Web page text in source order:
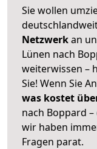
Sie wollen
Netzwerkan
Lünen nach
weiterwissen –
Sie! Wenn Sie
was kostet
nach Boppard
wir haben
Fragen parat.